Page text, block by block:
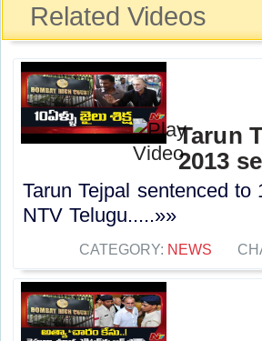
Related Videos
Tarun
2013
Tarun Tejpal sentenced
NTV Telugu.....»»
CATEGORY: NEWS